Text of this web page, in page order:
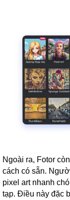
Ngoài ra, Fotor
cách có sẵn.
pixel art nhanh
tạp. Điều này đặc